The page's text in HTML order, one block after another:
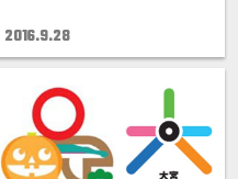
2016.9.28